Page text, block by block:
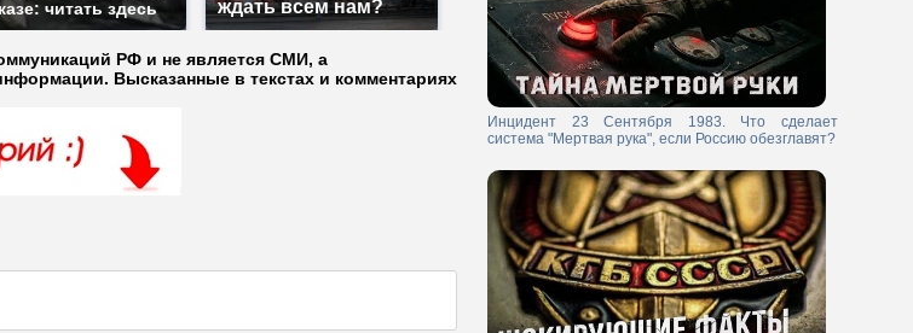
читать здесь
ждать всем нам?
РФ и не является СМИ, а
Высказанные в текстах и комментариях
Инцидент 23 Сентября 1983. Что сделает
система "Мертвая рука", если Россию обезглавят?